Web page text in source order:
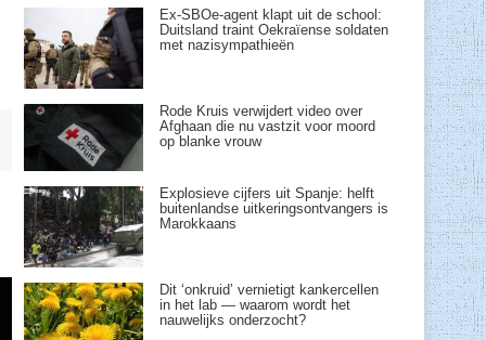
Ex-SBOe-agent klapt uit de school:
Duitsland traint Oekraïense soldaten
met nazisympathieën
Rode Kruis verwijdert video over
Afghaan die nu vastzit voor moord
op blanke vrouw
Explosieve cijfers uit Spanje: helft
buitenlandse uitkeringsontvangers is
Marokkaans
Dit ‘onkruid’ vernietigt kankercellen
in het lab — waarom wordt het
nauwelijks onderzocht?